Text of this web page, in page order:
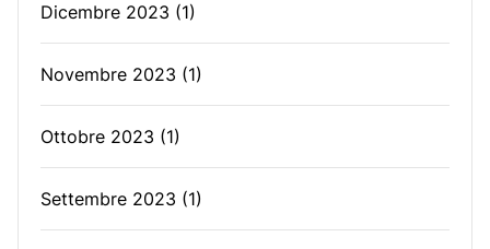
Dicembre 2023 (1)
Novembre 2023 (1)
Ottobre 2023 (1)
Settembre 2023 (1)